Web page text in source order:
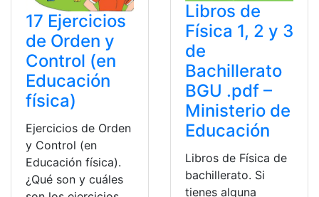
17 Ejercicios
de Orden y
Control (en
Educación
física)
Ejercicios de Orden
y Control (en
Educación física).
¿Qué son y cuáles
Libros de
Física 1, 2 y 3
de
Bachillerato
BGU .pdf –
Ministerio de
Educación
Libros de Física de
bachillerato. Si
tienes alguna